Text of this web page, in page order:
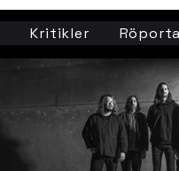
Kritikler